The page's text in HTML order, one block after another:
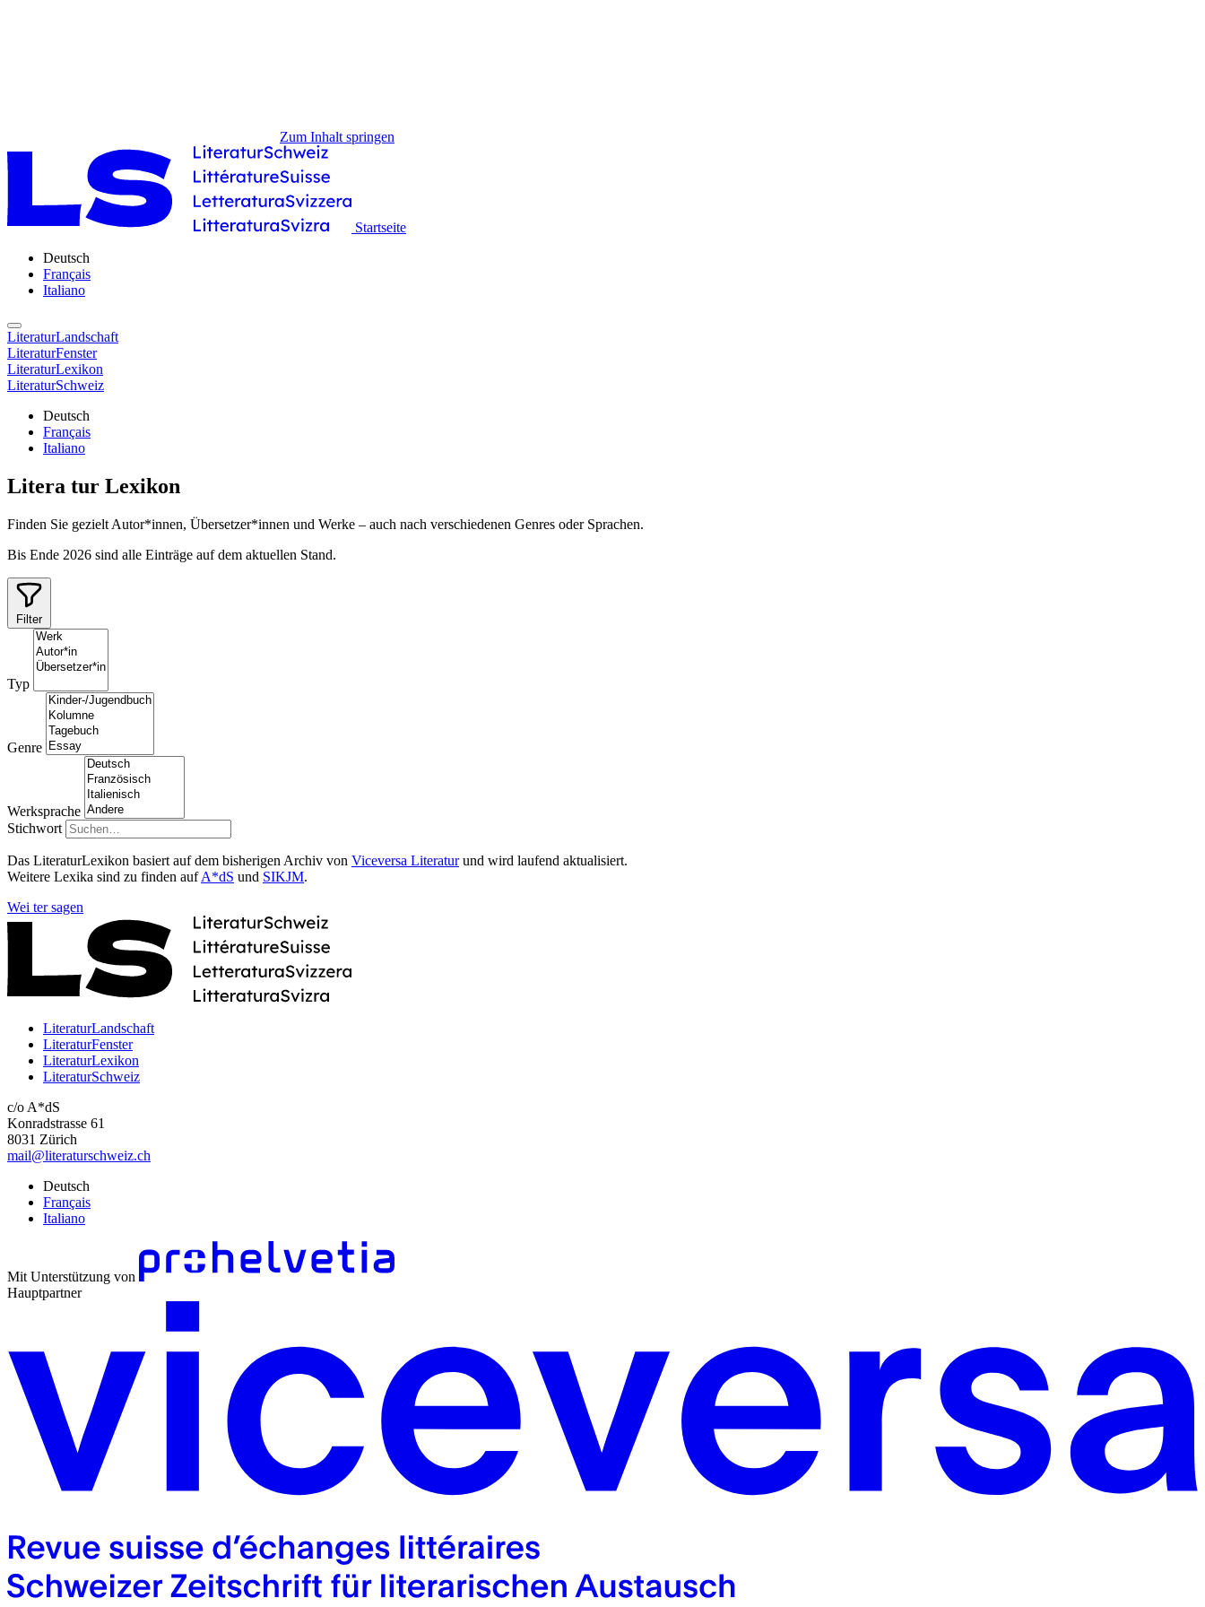
Zum Inhalt springen
Startseite
Deutsch
Français
Italiano
LiteraturLandschaft
LiteraturFenster
LiteraturLexikon
LiteraturSchweiz
Deutsch
Français
Italiano
Litera tur Lexikon
Finden Sie gezielt Autor*innen, Übersetzer*innen und Werke – auch nach verschiedenen Genres oder Sprachen.
Bis Ende 2026 sind alle Einträge auf dem aktuellen Stand.
Filter
Typ
Genre
Werksprache
Stichwort
Das LiteraturLexikon basiert auf dem bisherigen Archiv von Viceversa Literaturund wird laufend aktualisiert.
Weitere Lexika sind zu finden aufA*dS und SIKJM.
Wei ter sagen
LiteraturLandschaft
LiteraturFenster
LiteraturLexikon
LiteraturSchweiz
c/o A*dS
Konradstrasse 61
8031 Zürich
mail@literaturschweiz.ch
Deutsch
Français
Italiano
Mit Unterstützung von
Hauptpartner